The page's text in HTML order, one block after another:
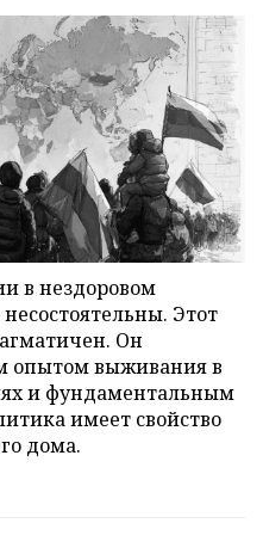
в нездоровом
Этот
Он
опытом выживания в
и фундаментальным
имеет свойство
дома.